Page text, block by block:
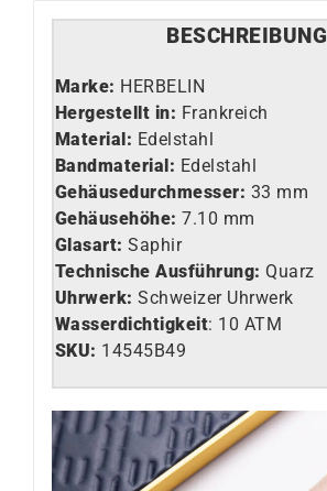
BESCHREIBUNG
Marke: HERBELIN
Hergestellt in: Frankreich
Material: Edelstahl
Bandmaterial: Edelstahl
Gehäusedurchmesser: 33 mm
Gehäusehöhe: 7.10 mm
Glasart: Saphir
Technische Ausführung: Quarz
Uhrwerk: Schweizer Uhrwerk
Wasserdichtigkeit: 10 ATM
SKU: 14545B49